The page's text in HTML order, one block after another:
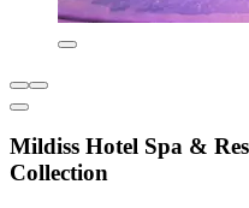
Mildiss Hotel Spa &
Collection